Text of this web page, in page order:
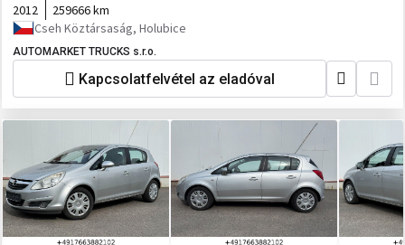
2012
259666 km
Cseh Köztársaság, Holubice
AUTOMARKET TRUCKS s.r.o.
Kapcsolatfelvétel az eladóval